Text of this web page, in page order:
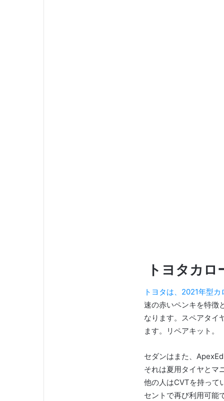
トヨタカ
トヨタは、2021年型
速の赤いペンキを特徴
なります。スペアタイ
ます。リペアキット。
セダンはまた、
それは夏用タイヤとマ
他の人はCVTを持って
セントで再び利用可能